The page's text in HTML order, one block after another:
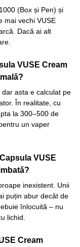
(Box și Pen) și
mai vechi VUSE
Dacă ai alt
VUSE Cream
asta e calculat pe
În realitate, cu
la 300–500 de
un vaper
VUSE
inexistent. Unii
puțin abur decât de
înlocuită – nu
lichid.
Cream